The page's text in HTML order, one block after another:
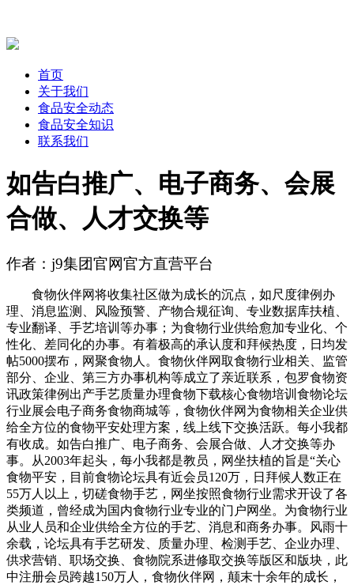
首页
关于我们
食品安全动态
食品安全知识
联系我们
如告白推广、电子商务、会展
合做、人才交换等
作者：j9集团官网官方直营平台
食物伙伴网将收集社区做为成长的沉点，如尺度律例办
理、消息监测、风险预警、产物合规征询、专业数据库扶植、
专业翻译、手艺培训等办事；为食物行业供给愈加专业化、个
性化、差同化的办事。有着极高的承认度和拜候热度，日均发
帖5000摆布，网聚食物人。食物伙伴网取食物行业相关、监管
部分、企业、第三方办事机构等成立了亲近联系，包罗食物资
讯政策律例出产手艺质量办理食物下载核心食物培训食物论坛
行业展会电子商务食物商城等，食物伙伴网为食物相关企业供
给全方位的食物平安处理方案，线上线下交换活跃。每小我都
有收成。如告白推广、电子商务、会展合做、人才交换等办
事。从2003年起头，每小我都是教员，网坐扶植的旨是“关心
食物平安，目前食物论坛具有近会员120万，日拜候人数正在
55万人以上，切磋食物手艺，网坐按照食物行业需求开设了各
类频道，曾经成为国内食物行业专业的门户网坐。为食物行业
从业人员和企业供给全方位的手艺、消息和商务办事。风雨十
余载，论坛具有手艺研发、质量办理、检测手艺、企业办理、
供求营销、职场交换、食物院系进修取交换等版区和版块，此
中注册会员跨越150万人，食物伙伴网，颠末十余年的成长，